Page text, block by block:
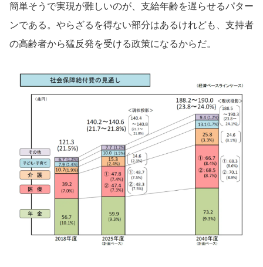
簡単そうで実現が難しいのが、支給年齢を遅らせるパター
ンである。やらざるを得ない部分はあるけれども、支持者
の高齢者から猛反発を受ける政策になるからだ。